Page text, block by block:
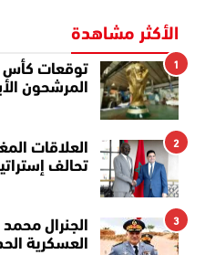
الأكثر مشاهدة
1
توقعات كأس
المرشحون
2
العلاقات
تحالف
3
الجنرال محمد
العسكرية